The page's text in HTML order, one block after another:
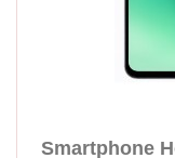
Smartphone